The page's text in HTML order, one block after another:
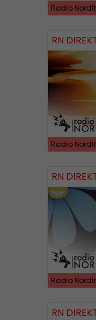
Radio
RN
Radio
RN
Radio
RN